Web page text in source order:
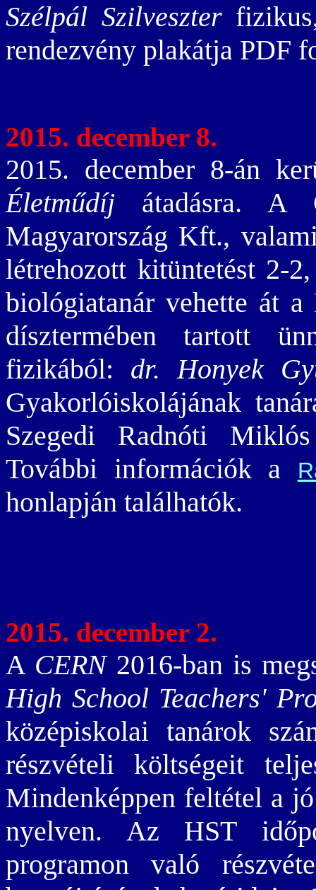
Szélpál Szilveszterfizikus,
rendezvény plakátja PDF
2015. december 8.
2015. december 8-án
Életműdíj átadásra. A
Magyarország Kft.,
létrehozott kitüntetést 2-
biológiatanár vehette át
dísztermében tartott
fizikából: dr. Honyek
Gyakorlóiskolájának
Szegedi Radnóti
További információk a
honlapján találhatók.
2015. december 2.
A CERN2016-ban is
High School Teachers'
középiskolai tanárok
részvételi költségeit
Mindenképpen feltétel a
nyelven. Az HST
programon való